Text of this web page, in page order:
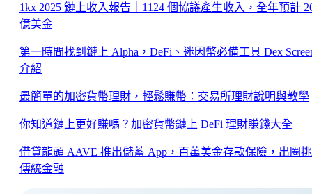
1kx 2025 鏈上收入報告｜1124 個協議產生收入，全年預計
億美金
第一時間找到鏈上 Alpha，DeFi、迷因幣必備工具 Dex
介紹
最簡單的加密貨幣理財，輕鬆賺幣：交易所理財說明與教學
你知道鏈上更好賺嗎？加密貨幣鏈上 DeFi 理財賺錢大全
借貸龍頭 AAVE 推出儲蓄 App，百萬美金存款保險，出圈
傳統金融